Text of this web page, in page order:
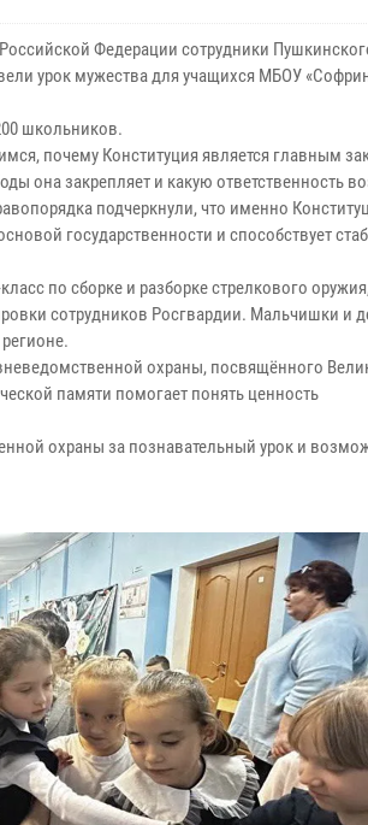
Федерации сотрудники
урок мужества для учащихся МБОУ
школьников.
почему Конституция является главным
она закрепляет и какую ответственность
подчеркнули, что именно
государственности и способствует
по сборке и разборке стрелкового
сотрудников Росгвардии. Мальчишки и
охраны, посвящённого
памяти помогает понять ценность
охраны за познавательный урок и